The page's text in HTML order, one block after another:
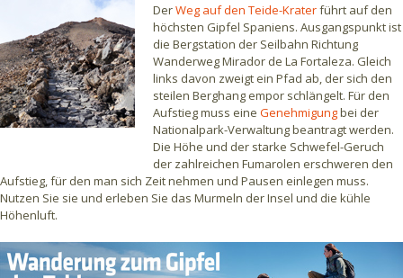
DerWeg auf den Teide-Kraterführt auf den
höchsten Gipfel Spaniens. Ausgangspunkt ist
die Bergstation der Seilbahn Richtung
Wanderweg Mirador de La Fortaleza. Gleich
links davon zweigt ein Pfad ab, der sich den
steilen Berghang empor schlängelt. Für den
Aufstieg muss eine Genehmigungbei der
Nationalpark-Verwaltung beantragt werden.
Die Höhe und der starke Schwefel-Geruch
der zahlreichen Fumarolen erschweren den
Aufstieg, für den man sich Zeit nehmen und Pausen einlegen muss.
Nutzen Sie sie und erleben Sie das Murmeln der Insel und die kühle
Höhenluft.